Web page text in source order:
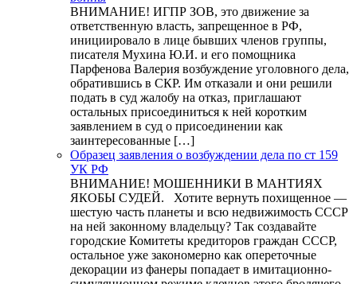
ВНИМАНИЕ! ИГПР ЗОВ, это движение за
ответственную власть, запрещенное в РФ,
инициировало в лице бывших членов группы,
писателя Мухина Ю.И. и его помощника
Парфенова Валерия возбуждение уголовного дела,
обратившись в СКР. Им отказали и они решили
подать в суд жалобу на отказ, приглашают
остальных присоединиться к ней коротким
заявлением в суд о присоединении как
заинтересованные […]
Образец заявления о возбуждении дела по ст 159
УК РФ
ВНИМАНИЕ! МОШЕННИКИ В МАНТИЯХ
ЯКОБЫ СУДЕЙ. Хотите вернуть похищенное —
шестую часть планеты и всю недвижимость СССР
на ней законному владельцу? Так создавайте
городские Комитеты кредиторов граждан СССР,
остальное уже закономерно как опереточные
декорации из фанеры попадает в имитационно-